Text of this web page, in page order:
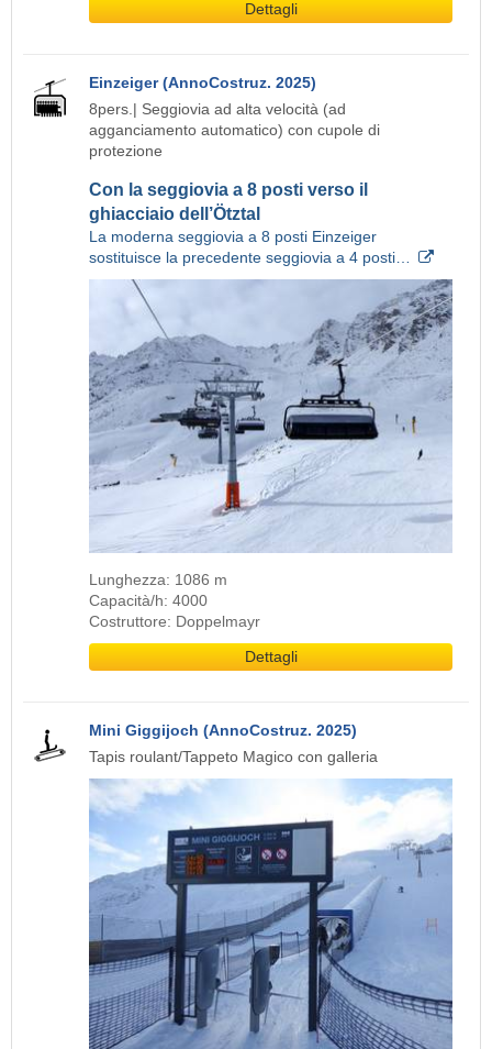
Dettagli
Einzeiger (AnnoCostruz. 2025)
8pers.| Seggiovia ad alta velocità (ad
agganciamento automatico) con cupole di
protezione
Con la seggiovia a 8 posti verso il
ghiacciaio dell’Ötztal
La moderna seggiovia a 8 posti Einzeiger
sostituisce la precedente seggiovia a 4 posti…
Lunghezza: 1086 m
Capacità/h: 4000
Costruttore: Doppelmayr
Dettagli
Mini Giggijoch (AnnoCostruz. 2025)
Tapis roulant/Tappeto Magico con galleria